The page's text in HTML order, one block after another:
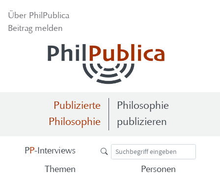
Über Phil­Pu­bli­ca
Bei­trag mel­den
Publizierte
Philosophie
Philosophie
publizieren
PP-​Interviews
The­men
Per­so­nen